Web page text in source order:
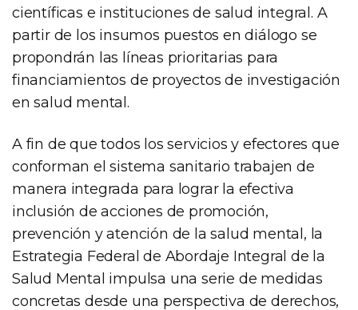
científicas e instituciones de salud integral. A
partir de los insumos puestos en diálogo se
propondrán las líneas prioritarias para
financiamientos de proyectos de investigación
en salud mental.
A fin de que todos los servicios y efectores que
conforman el sistema sanitario trabajen de
manera integrada para lograr la efectiva
inclusión de acciones de promoción,
prevención y atención de la salud mental, la
Estrategia Federal de Abordaje Integral de la
Salud Mental impulsa una serie de medidas
concretas desde una perspectiva de derechos,